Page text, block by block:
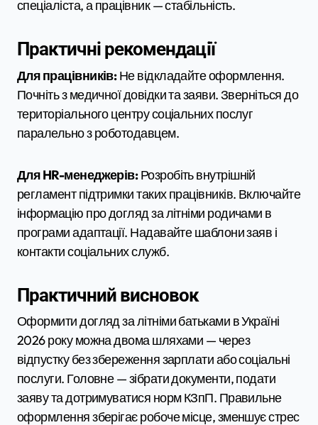
спеціаліста, а працівник — стабільність.
Практичні рекомендації
Для працівників:Не відкладайте оформлення.
Почніть з медичної довідки та заяви. Зверніться до
територіального центру соціальних послуг
паралельно з роботодавцем.
Для HR-менеджерів:Розробіть внутрішній
регламент підтримки таких працівників. Включайте
інформацію про догляд за літніми родичами в
програми адаптації. Надавайте шаблони заяв і
контакти соціальних служб.
Практичний висновок
Оформити догляд за літніми батьками в Україні
2026 року можна двома шляхами — через
відпустку без збереження зарплати або соціальні
послуги. Головне — зібрати документи, подати
заяву та дотримуватися норм КЗпП. Правильне
оформлення зберігає робоче місце, зменшує стрес